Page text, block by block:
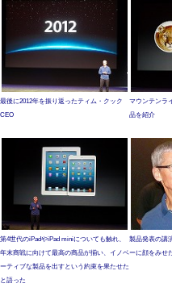
最後に2012年を振り返ったティム・クック
CEO
マウンテンラ
品を紹介
第4世代のiPadやiPad miniについても触れ、
年末商戦に向けて最高の商品が揃い、イノベ
ーティブな製品を出すという約束を果たせた
と語った
製品発表の講
ーに顔をみせ